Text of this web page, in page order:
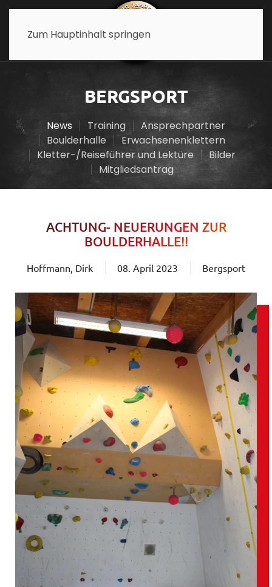
Zum Hauptinhalt springen
BERGSPORT
News Training
Ansprechpartner
Boulderhalle
Erwachsenenklettern
Kletter-/Reiseführer und Lektüre
Bilder
Mitgliedsantrag
ACHTUNG- NEUERUNGEN ZUR
BOULDERHALLE!!
Hoffmann, Dirk 08. April 2023 Bergsport